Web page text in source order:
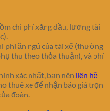
chi phí xăng dầu, lương tài
phí ăn ngủ của tài xế (thường
thu theo thỏa thuận), và phí
xác nhất, bạn nên liên hệ
thuê xe để nhận báo giá trọn
đoàn.